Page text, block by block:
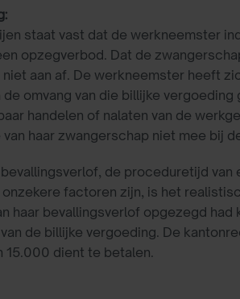
staat vast dat de werkneemster
opzegverbod. Dat de
niet aan af. De werkneemster heeft
de omvang van die billijke
handelen of nalaten van de
haar zwangerschap niet mee bij
de proceduretijd
factoren zijn, is het
haar bevallingsverlof opgezegd
de billijke vergoeding. De
15.000 dient te betalen.